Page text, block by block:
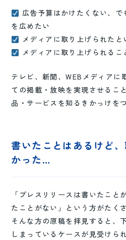
広告予算はかけたくない、で
を広めたい
メディアに取り上げられたと
メディアに取り上げられる
テレビ、新聞、WEBメディアに
ての掲載・放映を実現させるこ
品・サービスを知るきかっけを
書いたことはあるけど
かった…
「プレスリリースは書いたこと
たことがない」という方がたく
そんな方の原稿を拝見すると、
しまっているケースが見受けられ